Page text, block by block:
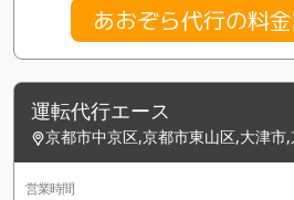
あおぞら代行の料
運転代行エース
京都市中京区,京都市東山区,大津市
営業時間